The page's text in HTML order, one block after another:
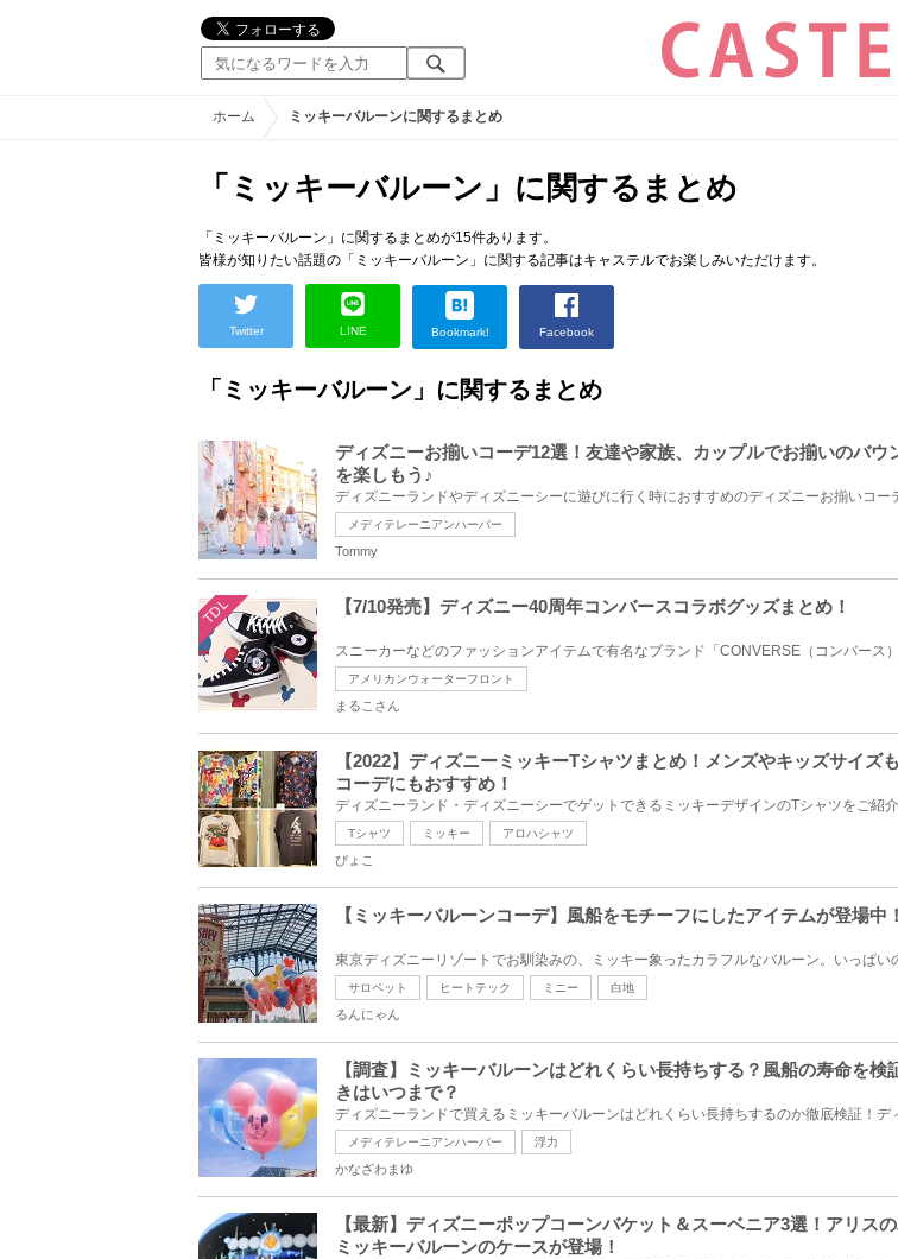
ホーム ミッキーバルーンに関するまとめ
「ミッキーバルーン」に関するまとめ
「ミッキーバルーン」に関するまとめが15件あります。
皆様が知りたい話題の「ミッキーバルーン」に関する記事はキャステルでお楽しみいただけます。
Twitter LINE Bookmark! Facebook
「ミッキーバルーン」に関するまとめ
ディズニーお揃いコーデ12選！友達や家族、カップルでお揃いのバウ
を楽しもう♪
メディテレーニアンハーバー
Tommy
TDL 【7/10発売】ディズニー40周年コンバースコラボグッズまとめ！
アメリカンウォーターフロント
まるこさん
【2022】ディズニーミッキーTシャツまとめ！メンズやキッズサイズ
コーデにもおすすめ！
Tシャツ ミッキー アロハシャツ
ぴょこ
【ミッキーバルーンコーデ】風船をモチーフにしたアイテムが登場中！
サロペット ヒートテック ミニー 白地
るんにゃん
【調査】ミッキーバルーンはどれくらい長持ちする？風船の寿命を検
きはいつまで？
メディテレーニアンハーバー 浮力
かなざわまゆ
【最新】ディズニーポップコーンバケット＆スーベニア3選！アリス
ミッキーバルーンのケースが登場！